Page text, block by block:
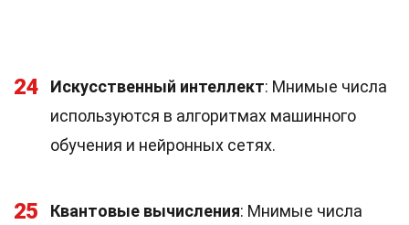
24 Искусственный интеллект: Мнимые числа
используются в алгоритмах машинного
обучения и нейронных сетях.
25 Квантовые вычисления: Мнимые числа